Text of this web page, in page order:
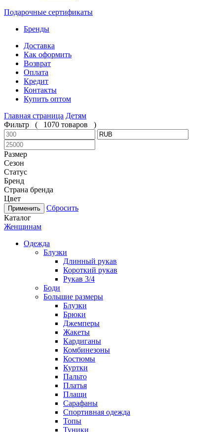
Подарочные сертификаты
Бренды
Доставка
Как оформить
Возврат
Оплата
Кредит
Контакты
Купить оптом
Главная страница Детям
Фильтр
( 1070 товаров )
Размер
Сезон
Статус
Бренд
Страна бренда
Цвет
Сбросить
Каталог
Женщинам
Одежда
Блузки
Длинный рукав
Короткий рукав
Рукав 3/4
Боди
Большие размеры
Блузки
Брюки
Джемперы
Жакеты
Кардиганы
Комбинезоны
Костюмы
Куртки
Пальто
Платья
Плащи
Сарафаны
Спортивная одежда
Топы
Туники